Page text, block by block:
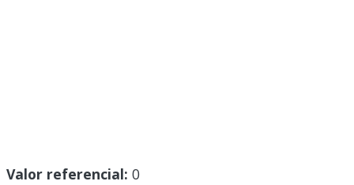
Valor referencial: 0